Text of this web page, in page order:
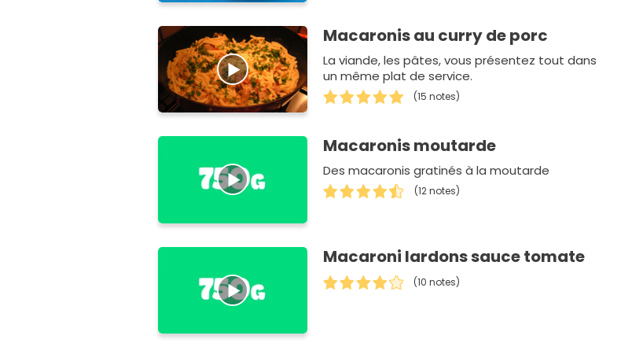
Macaronis au curry de porc
La viande, les pâtes, vous présentez tout dans
un même plat de service.
(15 notes)
Macaronis moutarde
Des macaronis gratinés à la moutarde
(12 notes)
Macaroni lardons sauce tomate
(10 notes)